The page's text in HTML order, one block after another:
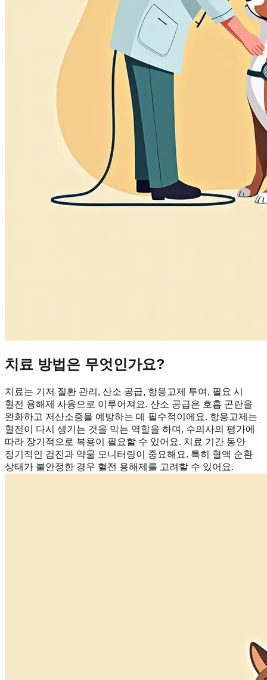
치료 방법은 무엇인가요?
치료는 기저 질환 관리, 산소 공급, 항응고제 투여, 필요 시
혈전 용해제 사용으로 이루어져요. 산소 공급은 호흡 곤란을
완화하고 저산소증을 예방하는 데 필수적이에요. 항응고제는
혈전이 다시 생기는 것을 막는 역할을 하며, 수의사의 평가에
따라 장기적으로 복용이 필요할 수 있어요. 치료 기간 동안
정기적인 검진과 약물 모니터링이 중요해요. 특히 혈액 순환
상태가 불안정한 경우 혈전 용해제를 고려할 수 있어요.